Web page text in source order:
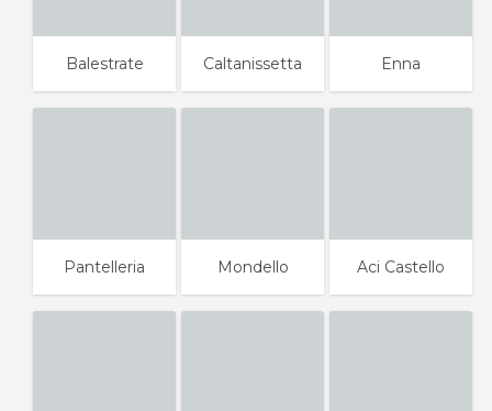
Balestrate Caltanissetta Enna
Pantelleria Mondello Aci Castello